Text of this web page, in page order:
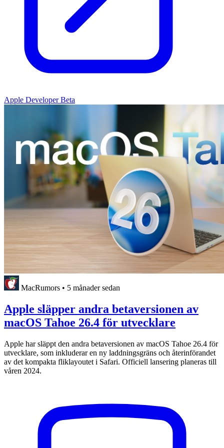
Apple Developer Beta
MacRumors • 5 månader sedan
Apple släpper andra betaversionen av
macOS Tahoe 26.4 för utvecklare
Apple har släppt den andra betaversionen av macOS Tahoe 26.4 för
utvecklare, som inkluderar en ny laddningsgräns och återinförandet
av det kompakta fliklayoutet i Safari. Officiell lansering planeras till
våren 2024.